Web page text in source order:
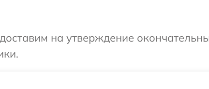
на утверждение